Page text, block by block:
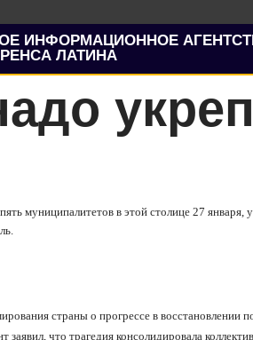
ИНФОРМАЦИОННОЕ
ЛАТИНА
муниципалитетов в этой столице 27 января,
страны о прогрессе в восстановлении
что трагедия консолидировала